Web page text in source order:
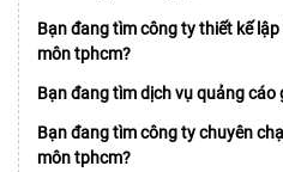
Bạn đang tìm công ty thiết kế
môn tphcm?
Bạn đang tìm dịch vụ quảng
Bạn đang tìm công ty chuyên
môn tphcm?